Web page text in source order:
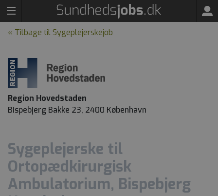
« Tilbage til Sygeplejerskejob
Region Hovedstaden
Bispebjerg Bakke 23, 2400 København
Sygeplejerske til
Ortopædkirurgisk
Ambulatorium, Bispebjerg